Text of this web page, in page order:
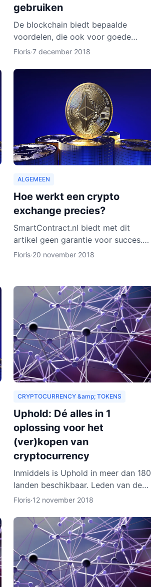
gebruiken
De blockchain biedt bepaalde
voordelen, die ook voor goede
doelen van toepassing zouden
ook een heel nieuw publiek kunnen
Floris·7 december 2018
ALGEMEEN
Hoe werkt een crypto
exchange precies?
SmartContract.nl biedt met dit
artikel geen garantie voor succes.
De handelaar is altijd zelf
Floris·20 november 2018
CRYPTOCURRENCY &amp; TOKENS
Uphold: Dé alles in 1
oplossing voor het
(ver)kopen van
cryptocurrency
Inmiddels is Uphold in meer dan 180
landen beschikbaar. Leden van de
dienst zijn onder meer bedrijven,
non-profitorganisa
Floris·12 november 2018